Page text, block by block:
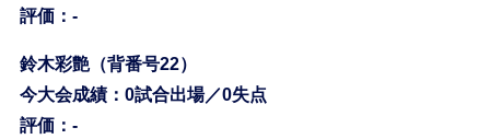
評価：-
鈴木彩艶（背番号22）
今大会成績：0試合出場／0失点
評価：-